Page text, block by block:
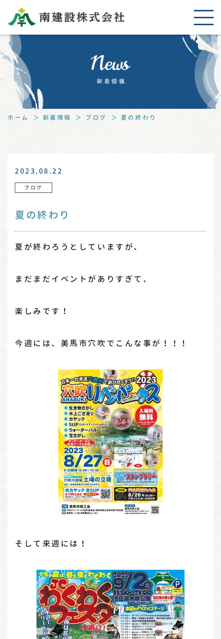
ホーム 新着情報 ブログ 夏の終わり
2023.08.22
ブログ
夏の終わり
夏が終わろうとしていますが、
まだまだイベントがありすぎて、
楽しみです！
今週には、美馬市穴吹でこんな事が！！！
そして来週には！